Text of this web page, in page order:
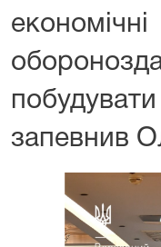
запевнив